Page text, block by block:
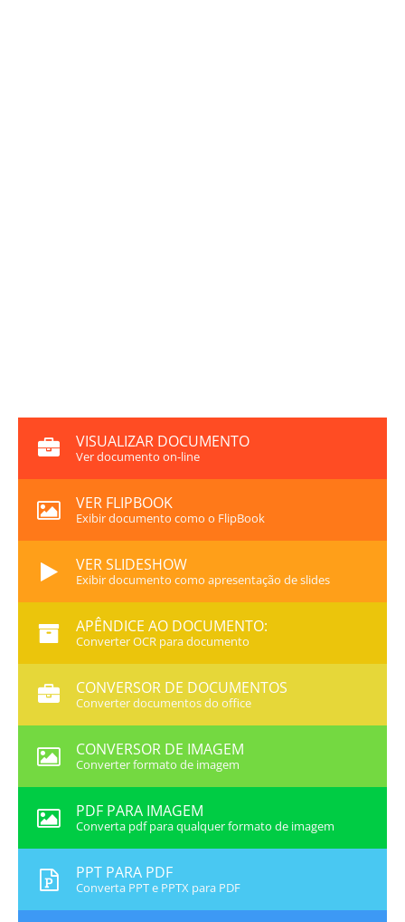
VISUALIZAR DOCUMENTO
Ver documento on-line
VER FLIPBOOK
Exibir documento como o FlipBook
VER SLIDESHOW
Exibir documento como apresentação de slides
APÊNDICE AO DOCUMENTO:
Converter OCR para documento
CONVERSOR DE DOCUMENTOS
Converter documentos do office
CONVERSOR DE IMAGEM
Converter formato de imagem
PDF PARA IMAGEM
Converta pdf para qualquer formato de imagem
PPT PARA PDF
Converta PPT e PPTX para PDF